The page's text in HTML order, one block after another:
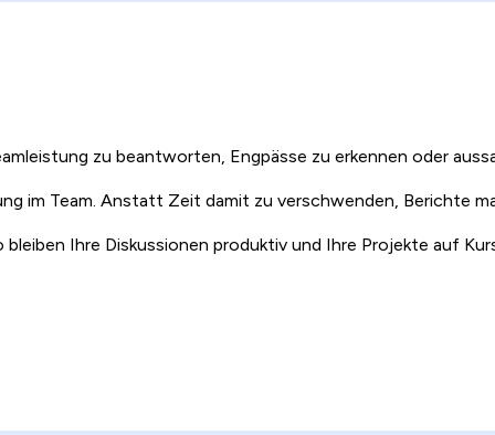
zu beantworten, Engpässe zu erkennen oder
Team. Anstatt Zeit damit zu verschwenden, Berichte
Ihre Diskussionen produktiv und Ihre Projekte auf